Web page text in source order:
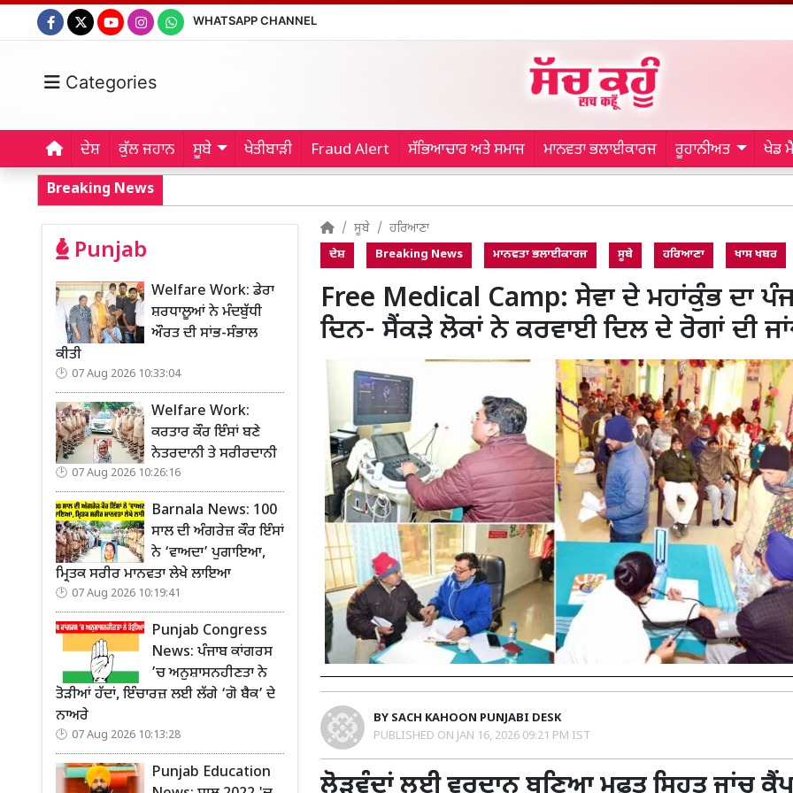
WHATSAPP CHANNEL
Categories
ਦੇਸ਼ ਕੁੱਲ ਜਹਾਨ ਸੂਬੇ ਖੇਤੀਬਾੜੀ Fraud Alert ਸੱਭਿਆਚਾਰ ਅਤੇ ਸਮਾਜ ਮਾਨਵਤਾ ਭਲਾਈਕਾਰਜ ਰੂਹਾਨੀਅਤ ਖੇਡ
Breaking News
Punjab
Welfare Work: ਡੇਰਾ
ਸ਼ਰਧਾਲੂਆਂ ਨੇ ਮੰਦਬੁੱਧੀ
ਔਰਤ ਦੀ ਸਾਂਭ-ਸੰਭਾਲ
ਕੀਤੀ
07 Aug 2026 10:33:04
Welfare Work:
ਕਰਤਾਰ ਕੌਰ ਇੰਸਾਂ ਬਣੇ
ਨੇਤਰਦਾਨੀ ਤੇ ਸਰੀਰਦਾਨੀ
07 Aug 2026 10:26:16
Barnala News: 100
ਸਾਲ ਦੀ ਅੰਗਰੇਜ਼ ਕੌਰ ਇੰਸਾਂ
ਨੇ ‘ਵਾਅਦਾ’ ਪੁਗਾਇਆ,
ਮ੍ਰਿਤਕ ਸਰੀਰ ਮਾਨਵਤਾ ਲੇਖੇ ਲਾਇਆ
07 Aug 2026 10:19:41
Punjab Congress
News: ਪੰਜਾਬ ਕਾਂਗਰਸ
’ਚ ਅਨੁਸ਼ਾਸਨਹੀਣਤਾ ਨੇ
ਤੋੜੀਆਂ ਹੱਦਾਂ, ਇੰਚਾਰਜ਼ ਲਈ ਲੱਗੇ ‘ਗੋ ਬੈਕ’ ਦੇ
ਨਾਅਰੇ
07 Aug 2026 10:13:28
Punjab Education
ਸੂਬੇ ਹਰਿਆਣਾ
ਦੇਸ਼ Breaking News ਮਾਨਵਤਾ ਭਲਾਈਕਾਰਜ ਸੂਬੇ ਹਰਿਆਣਾ ਖਾਸ ਖਬਰ
Free Medical Camp: ਸੇਵਾ ਦੇ ਮਹਾਂਕੁੰਭ ਦਾ
ਦਿਨ- ਸੈਂਕੜੇ ਲੋਕਾਂ ਨੇ ਕਰਵਾਈ ਦਿਲ ਦੇ ਰੋਗਾਂ ਦੀ
BY SACH KAHOON PUNJABI DESK
PUBLISHED ON JAN 16, 2026 09:21 PM IST
ਲੋੜਵੰਦਾਂ ਲਈ ਵਰਦਾਨ ਬਣਿਆ ਮੁਫ਼ਤ ਸਿਹਤ ਜਾਂਚ ਕੈਂਪ